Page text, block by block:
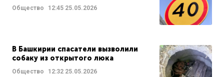
Общество 12:45 25.05.2026
В Башкирии спасатели вызволили
собаку из открытого люка
Общество 12:32 25.05.2026